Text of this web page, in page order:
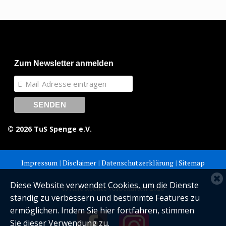
Diese Website verwendet Cookies, um die Dienste
ständig zu verbessern und bestimmte Features zu
ermöglichen. Indem Sie hier fortfahren, stimmen
Sie dieser Verwendung zu.
Zum Newsletter anmelden
© 2026 TuS Spenge e.V.
Impressum | Disclaimer | Datenschutzerklärung | Sitemap
© Alle Rechte vorbehalten. 2026